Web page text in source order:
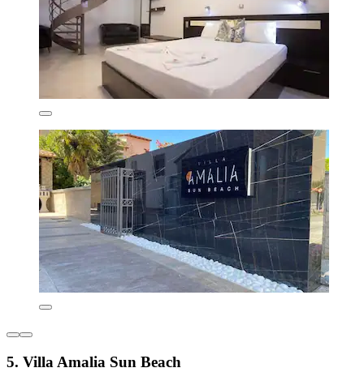
5. Villa Amalia Sun Beach